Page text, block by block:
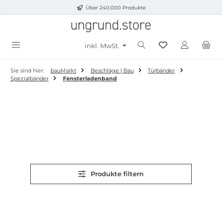
Zum Hauptinhalt springenÜber 240.000 Produkte
inkl. MwSt.
Sie sind hier: bauMarkt Beschläge | Bau
Türbänder
Spezialbänder
Fensterladenband
Produkte filtern